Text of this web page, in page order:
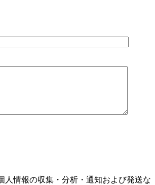
人情報の収集・分析・通知および発送な